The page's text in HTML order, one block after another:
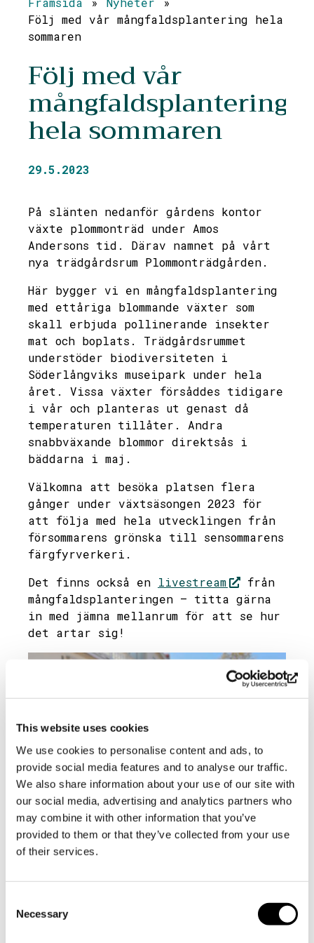
This website uses cookies
We use cookies to personalise content and ads, to
provide social media features and to analyse our traffic.
We also share information about your use of our site with
our social media, advertising and analytics partners who
may combine it with other information that you’ve
provided to them or that they’ve collected from your use
of their services.
Selection
Necessary
Följ med vår mångfaldsplantering hela
sommaren
Dela
Följ med vår
mångfaldsplantering
hela sommaren
29.5.2023
På slänten nedanför gårdens kontor
växte plommonträd under Amos
Andersons tid. Därav namnet på vårt
nya trädgårdsrum Plommonträdgården.
Här bygger vi en mångfaldsplantering
med ettåriga blommande växter som
skall erbjuda pollinerande insekter
mat och boplats. Trädgårdsrummet
understöder biodiversiteten i
Söderlångviks museipark under hela
året. Vissa växter försåddes tidigare
i vår och planteras ut genast då
temperaturen tillåter. Andra
snabbväxande blommor direktsås i
bäddarna i maj.
Välkomna att besöka platsen flera
gånger under växtsäsongen 2023 för
att följa med hela utvecklingen från
försommarens grönska till sensommarens
färgfyrverkeri.
Det finns också en livestream
från
mångfaldsplanteringen – titta gärna
in med jämna mellanrum för att se hur
det artar sig!
Trädgårdens design och utförande av Petra
Barre-Cygnel och Pia Holm, här fotograferade
ansvariga trädgårdsmästare Karin Arfman. Foto: